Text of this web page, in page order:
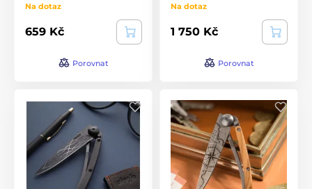
Na dotaz
659 Kč
Porovnat
Na dotaz
1 750 Kč
Porovnat